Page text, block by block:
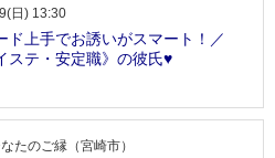
日) 13:30
ド上手でお誘いがスマート！／
ステ・安定職》の彼氏♥
たのご縁（宮崎市）